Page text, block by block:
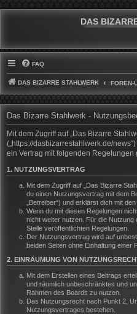
DAS
FAQ
DAS BIZARRE STAHLWERK FOREN-
Das Bizarre Stahlwerk -
Mit dem Zugriff auf „Das Bizarre
(„https://dasbizarrestahlwerk.de/
ein Vertrag mit folgenden Regelungen
1. NUTZUNGSVERTRAG
Mit dem Zugriff auf „Das Bizarre
du einen Nutzungsvertrag mit dem
„Betreiber“) und erklärst dich mit
Wenn du mit diesen Regelungen
nicht weiter nutzen. Für die Nutzung
Stelle veröffentlichten Regelungen.
Der Nutzungsvertrag wird auf
beiden Seiten ohne Einhaltung einer
2. EINRÄUMUNG VON
Mit dem Erstellen eines Beitrags
und räumlich unbeschränktes und
Rahmen des Boards zu nutzen.
Das Nutzungsrecht nach Punkt 2,
Nutzungsvertrages bestehen.